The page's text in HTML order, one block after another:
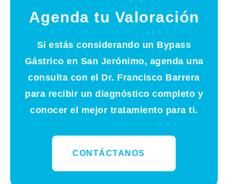
Agenda tu Valoración
Si estás considerando un Bypass
Gástrico en San Jerónimo, agenda una
consulta con el Dr. Francisco Barrera
para recibir un diagnóstico completo y
conocer el mejor tratamiento para ti.
CONTÁCTANOS